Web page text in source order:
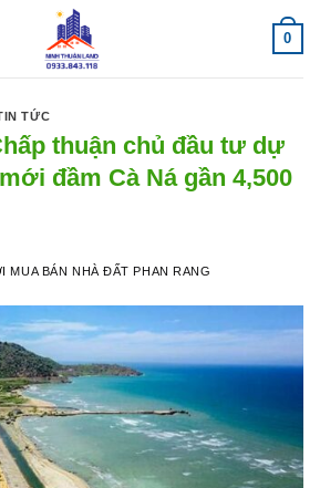
0
TỨC
thuận chủ đầu tư dự
đầm Cà Ná gần 4,500
MUA BÁN NHÀ ĐẤT PHAN RANG